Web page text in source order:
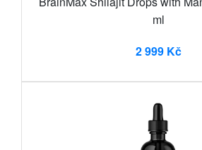
ml
2 999 Kč